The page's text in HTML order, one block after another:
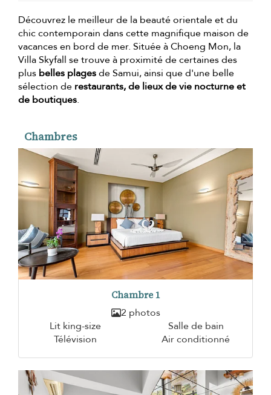
Découvrez le meilleur de la beauté orientale et du
chic contemporain dans cette magnifique maison de
vacances en bord de mer. Située à Choeng Mon, la
Villa Skyfall se trouve à proximité de certaines des
plus belles plagesde Samui, ainsi que d'une belle
sélection de restaurants, de lieux de vie nocturne et
de boutiques.
Chambres
Chambre 1
2 photos
Lit king-size
Salle de bain
Télévision
Air conditionné